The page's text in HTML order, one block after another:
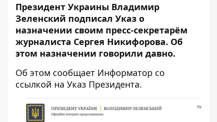
Президент Украины Владимир
Зеленский подписал Указ о
назначении своим пресс-секретарём
журналиста Сергея Никифорова. Об
этом назначении говорили давно.
Об этом сообщает Информатор со
ссылкой на Указ Президента.